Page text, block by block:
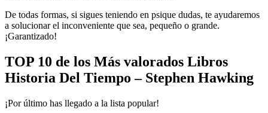
De todas formas, si sigues teniendo en psique dudas, te ayudaremos
a solucionar el inconveniente que sea, pequeño o grande.
¡Garantizado!
TOP 10 de los Más valorados Libros
Historia Del Tiempo – Stephen Hawking
¡Por último has llegado a la lista popular!